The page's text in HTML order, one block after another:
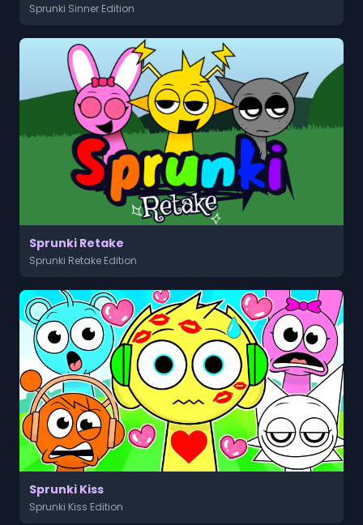
Sprunki Sinner Edition
Sprunki Retake
Sprunki Retake Edition
Sprunki Kiss
Sprunki Kiss Edition